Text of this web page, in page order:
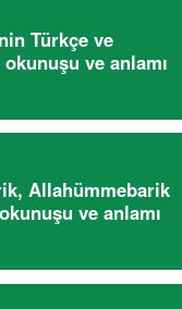
Türkçe ve
okunuşu ve anlamı
Allahümmebarik
okunuşu ve anlamı